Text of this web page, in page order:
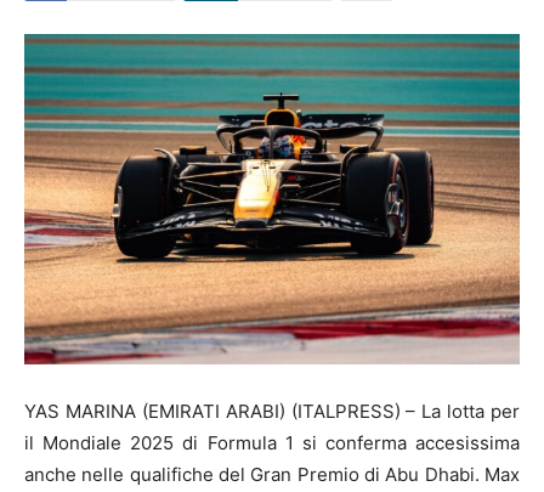
YAS MARINA (EMIRATI ARABI) (ITALPRESS) – La lotta per
il Mondiale 2025 di Formula 1 si conferma accesissima
anche nelle qualifiche del Gran Premio di Abu Dhabi. Max